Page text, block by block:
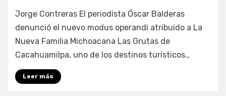
Fernando Miranda Servín
Jorge Contreras El periodista Óscar Balderas
denunció el nuevo modus operandi atribuido a La
Nueva Familia Michoacana Las Grutas de
Cacahuamilpa, uno de los destinos turísticos…
Leer más